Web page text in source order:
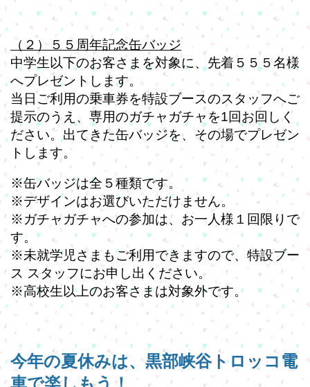
（２）５５周年記念缶バッジ
中学生以下のお客さまを対象に、先着５５５名様
へプレゼントします。
当日ご利用の乗車券を特設ブースのスタッフへご
提示のうえ、専用のガチャガチャを1回お回しく
ださい。出てきた缶バッジを、その場でプレゼン
トします。
※缶バッジは全５種類です。
※デザインはお選びいただけません。
※ガチャガチャへの参加は、お一人様１回限りで
す。
※未就学児さまもご利用できますので、特設ブー
ス スタッフにお申し出ください。
※高校生以上のお客さまは対象外です。
今年の夏休みは、黒部峡谷トロッコ電